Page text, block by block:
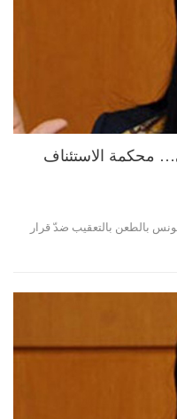
محكمة الاستئناف
بالطعن بالتعقيب ضدّ قرار